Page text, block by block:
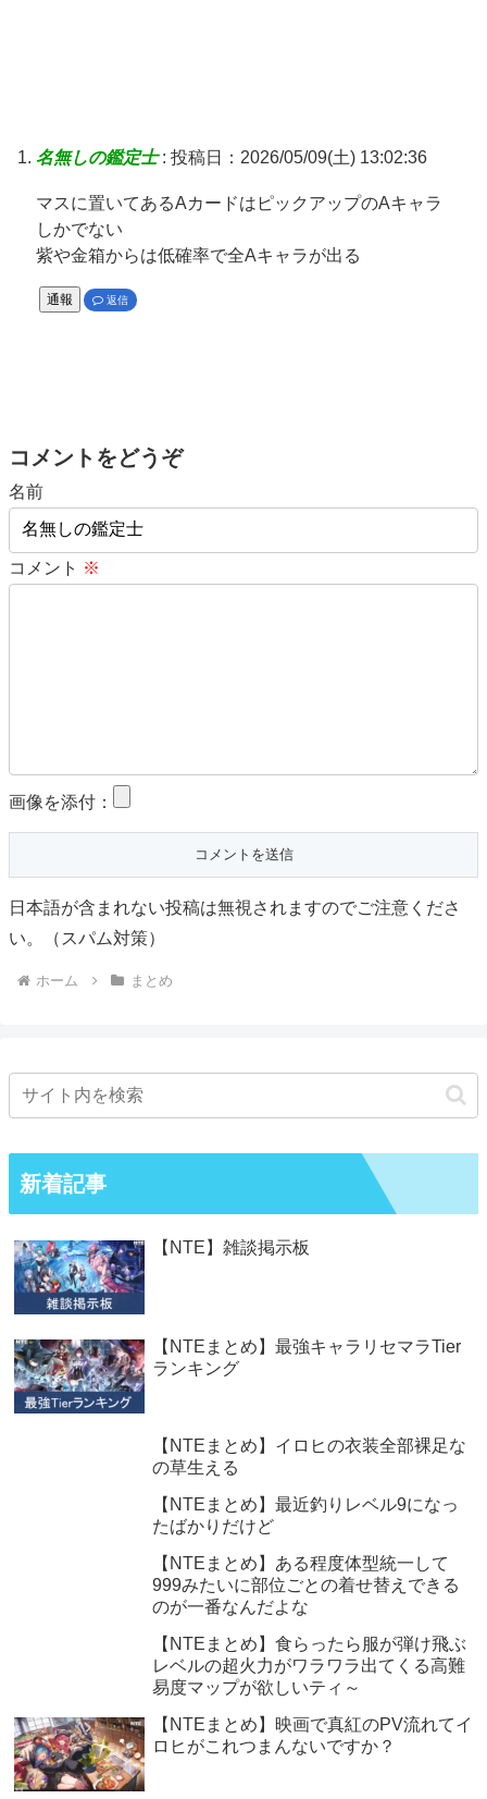
名無しの鑑定士: 投稿日：2026/05/09(土) 13:02:36
マスに置いてあるAカードはピックアップのAキャラ
しかでない
紫や金箱からは低確率で全Aキャラが出る
通報 返信
コメントをどうぞ
名前
コメント ※
画像を添付：
日本語が含まれない投稿は無視されますのでご注意くださ
い。（スパム対策）
ホーム まとめ
新着記事
【NTE】雑談掲示板
【NTEまとめ】最強キャラリセマラTier
ランキング
【NTEまとめ】イロヒの衣装全部裸足な
の草生える
【NTEまとめ】最近釣りレベル9になっ
たばかりだけど
【NTEまとめ】ある程度体型統一して
999みたいに部位ごとの着せ替えできる
のが一番なんだよな
【NTEまとめ】食らったら服が弾け飛ぶ
レベルの超火力がワラワラ出てくる高難
易度マップが欲しいティ～
【NTEまとめ】映画で真紅のPV流れてイ
ロヒがこれつまんないですか？